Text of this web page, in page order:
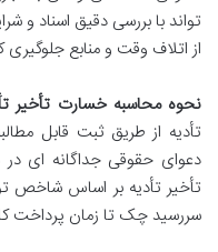
تواند با بررسی دقیق اسناد و
از اتلاف وقت و منابع جلوگیری
نحوه محاسبه خسارت تأخیر
تأدیه از طریق ثبت قابل
دعوای حقوقی جداگانه ای
تأخیر تأدیه بر اساس شاخص
سررسید چک تا زمان پرداخت